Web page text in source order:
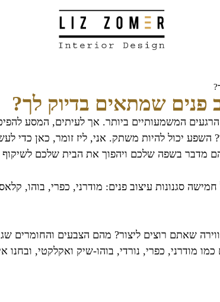
פנים שמתאים בדיוק לך?
המשמעותיים ביותר. אך לעיתים, המסע
השפע יכול להיות משתק. אני, ליז זומר, כאן כדי
מדבר בשפה שלכם ויהפוך את הבית שלכם
שאתם רוצים ליצור? מהם הצבעים
כמו מודרני, כפרי, נורדי, בוהו-שיק ואקלקטי,